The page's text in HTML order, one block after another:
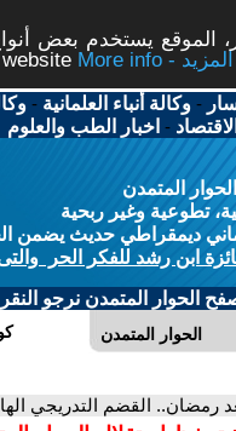
الموقع يستخدم بعض
More info - المزيد
-وكالة أنباء العلمانية -
الاقتصاد - اخبار الطب والعلوم
المتمدن
تطوعية وغير ربحية
ديمقراطي حديث يضمن
ابن رشد للفكر الحر والتى
الحوار المتمدن نرجو النقر
الحوار المتمدن
رمضان.. القضم التدريجي